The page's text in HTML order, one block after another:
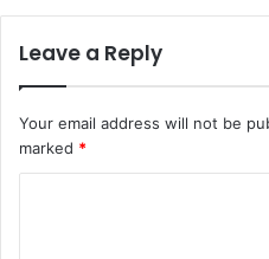
Leave a Reply
Your email address will not be
marked *